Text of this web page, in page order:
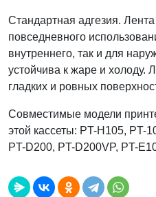
Стандартная адгезия.
повседневного
внутреннего, так и для
устойчива к жаре и холоду.
гладких и ровных
Совместимые модели
этой кассеты: PT-H105, PT-
PT-D200, PT-D200VP, PT-